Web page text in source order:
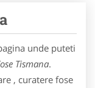
unde puteti
Tismana.
, curatere fose